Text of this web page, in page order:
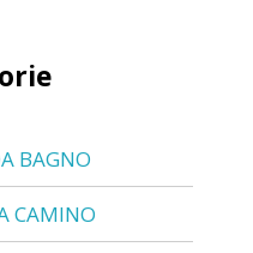
BAGNO
CAMINO